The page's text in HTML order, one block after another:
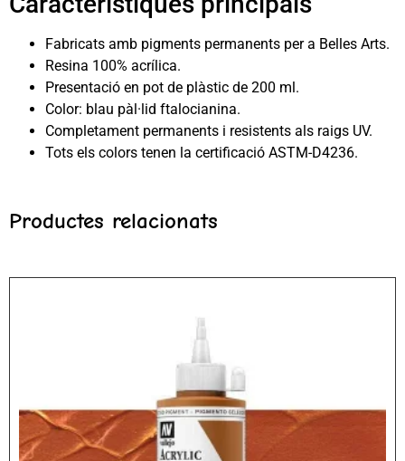
Fabricats amb pigments permanents per a Belles Arts.
Resina 100% acrílica.
Presentació en pot de plàstic de 200 ml.
Color: blau pàl·lid ftalocianina.
Completament permanents i resistents als raigs UV.
Tots els colors tenen la certificació ASTM-D4236.
Productes relacionats